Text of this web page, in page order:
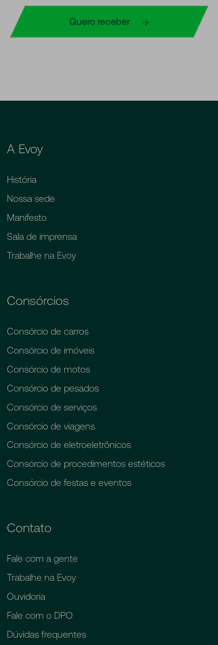
Quero receber
A Evoy
História
Nossa sede
Manifesto
Sala de imprensa
Trabalhe na Evoy
Consórcios
Consórcio de carros
Consórcio de imóveis
Consórcio de motos
Consórcio de pesados
Consórcio de serviços
Consórcio de viagens
Consórcio de eletroeletrônicos
Consórcio de procedimentos estéticos
Consórcio de festas e eventos
Contato
Fale com a gente
Trabalhe na Evoy
Ouvidoria
Fale com o DPO
Dúvidas frequentes